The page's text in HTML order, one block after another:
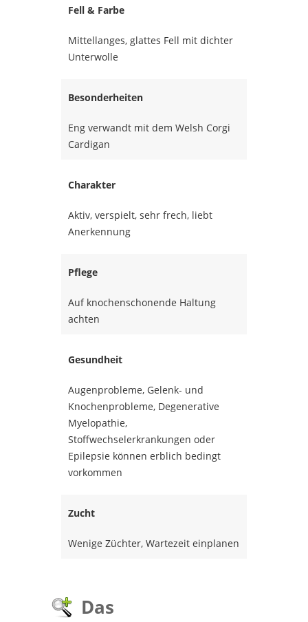
Fell & Farbe
Mittellanges, glattes Fell mit dichter
Unterwolle
Besonderheiten
Eng verwandt mit dem Welsh Corgi
Cardigan
Charakter
Aktiv, verspielt, sehr frech, liebt
Anerkennung
Pflege
Auf knochenschonende Haltung
achten
Gesundheit
Augenprobleme, Gelenk- und
Knochenprobleme, Degenerative
Myelopathie,
Stoffwechselerkrankungen oder
Epilepsie können erblich bedingt
vorkommen
Zucht
Wenige Züchter, Wartezeit einplanen
Das